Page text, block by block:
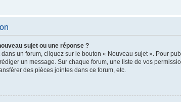
sujet ou une réponse ?
un forum, cliquez sur le bouton « Nouveau sujet ». Pour
un message. Sur chaque forum, une liste de vos
des pièces jointes dans ce forum, etc.